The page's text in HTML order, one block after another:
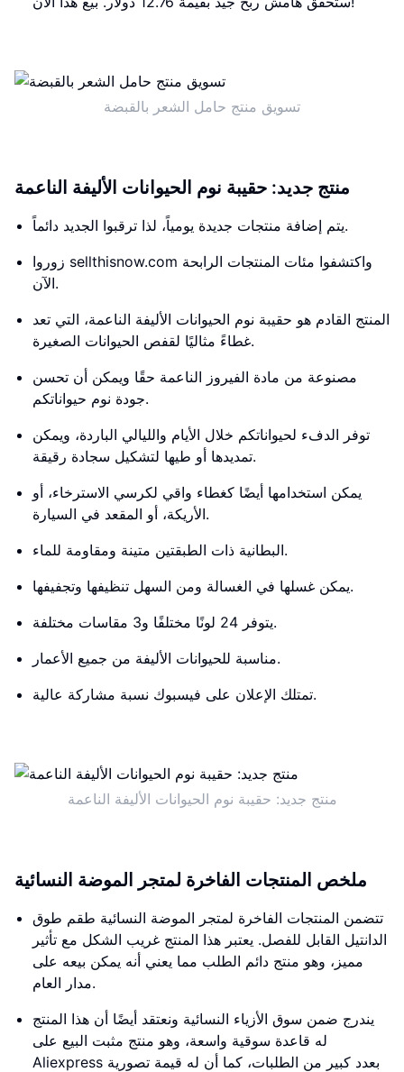
تسويق منتج حامل الشعر بالقبضة
منتج جديد: حقيبة نوم الحيوانات الأليفة الناعمة
يتم إضافة منتجات جديدة يومياً، لذا ترقبوا الجديد دائماً.
زوروا sellthisnow.com واكتشفوا مئات المنتجات الرابحة
الآن.
المنتج القادم هو حقيبة نوم الحيوانات الأليفة الناعمة، التي تعد
غطاءً مثاليًا لقفص الحيوانات الصغيرة.
مصنوعة من مادة الفيروز الناعمة حقًا ويمكن أن تحسن
جودة نوم حيواناتكم.
توفر الدفء لحيواناتكم خلال الأيام والليالي الباردة، ويمكن
تمديدها أو طيها لتشكيل سجادة رقيقة.
يمكن استخدامها أيضًا كغطاء واقي لكرسي الاسترخاء، أو
الأريكة، أو المقعد في السيارة.
البطانية ذات الطبقتين متينة ومقاومة للماء.
يمكن غسلها في الغسالة ومن السهل تنظيفها وتجفيفها.
يتوفر 24 لونًا مختلفًا و3 مقاسات مختلفة.
مناسبة للحيوانات الأليفة من جميع الأعمار.
تمتلك الإعلان على فيسبوك نسبة مشاركة عالية.
منتج جديد: حقيبة نوم الحيوانات الأليفة الناعمة
ملخص المنتجات الفاخرة لمتجر الموضة النسائية
تتضمن المنتجات الفاخرة لمتجر الموضة النسائية طقم طوق
الدانتيل القابل للفصل. يعتبر هذا المنتج غريب الشكل مع تأثير
مميز، وهو منتج دائم الطلب مما يعني أنه يمكن بيعه على
مدار العام.
يندرج ضمن سوق الأزياء النسائية ونعتقد أيضًا أن هذا المنتج
له قاعدة سوقية واسعة، وهو منتج مثبت البيع على
Aliexpress بعدد كبير من الطلبات، كما أن له قيمة تصورية